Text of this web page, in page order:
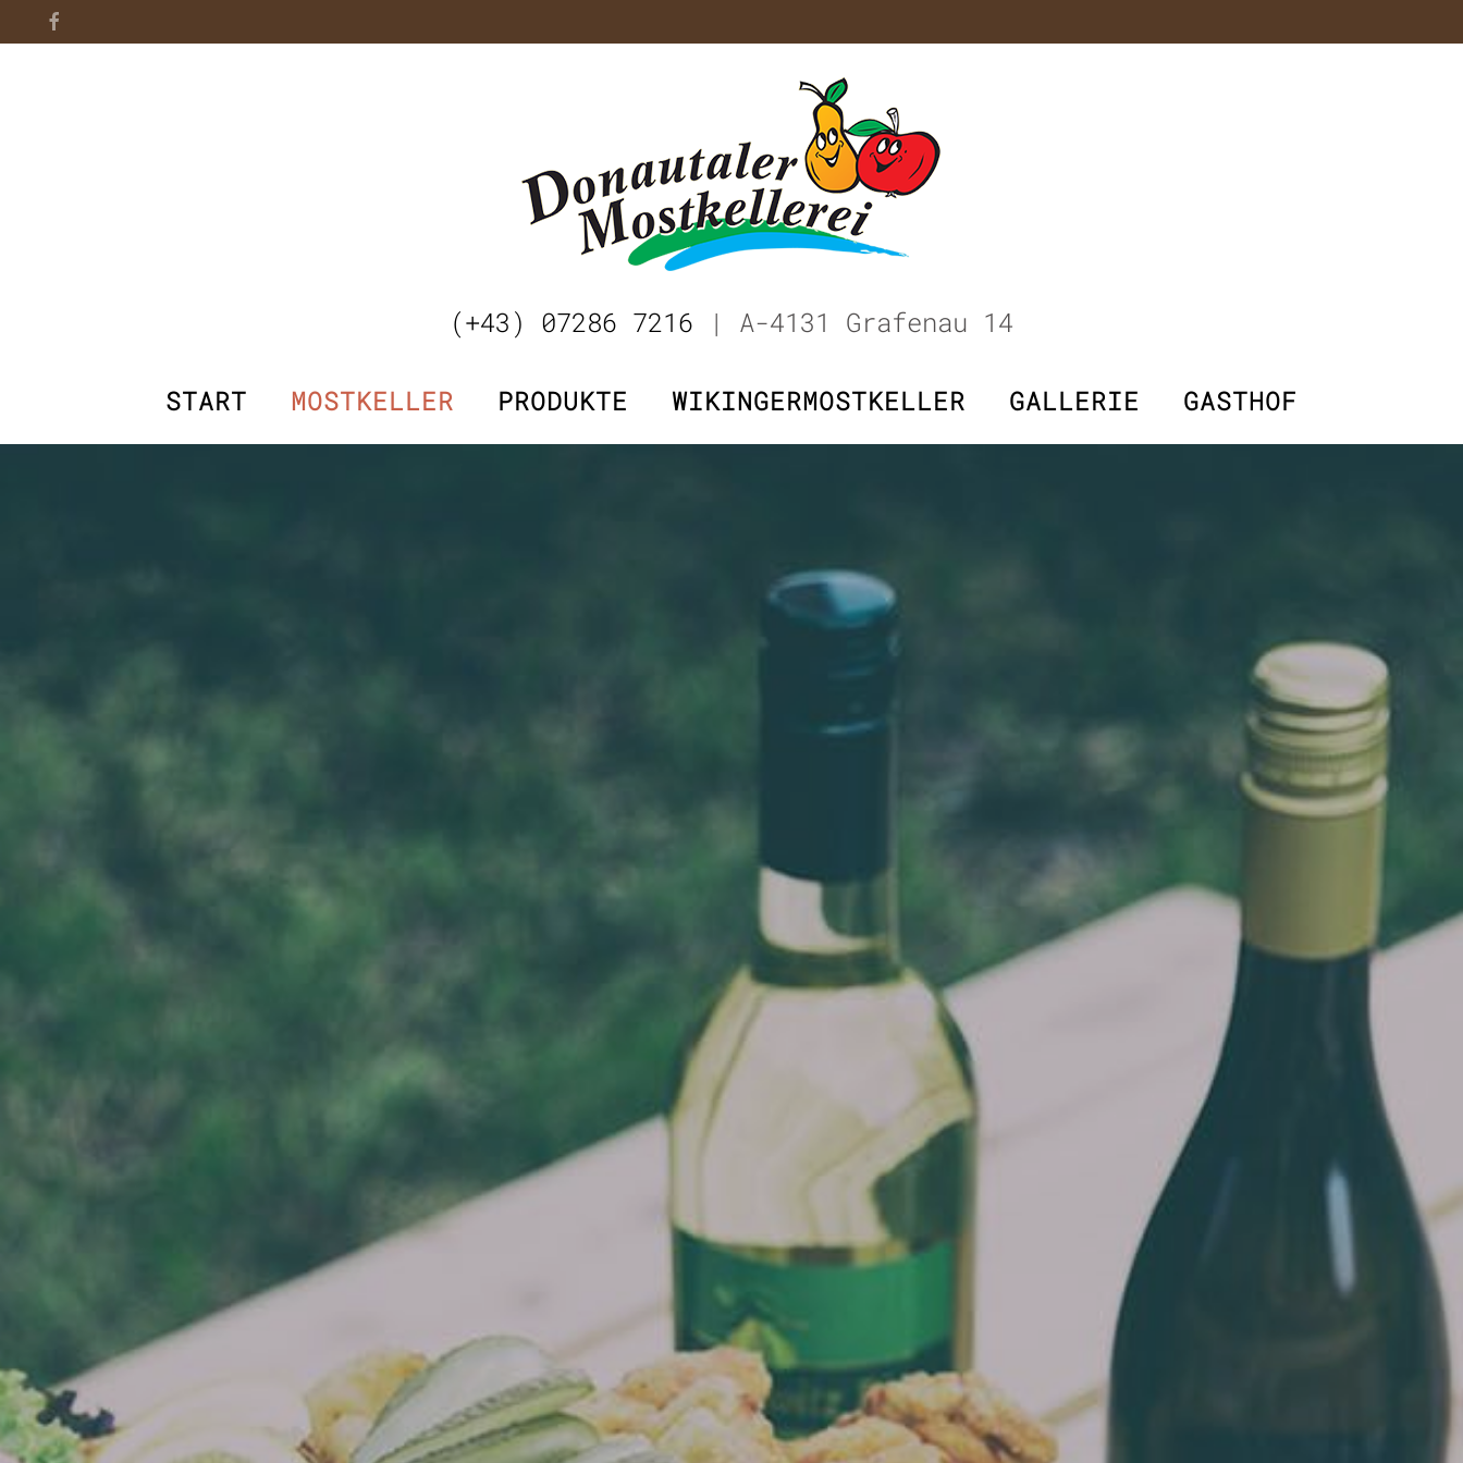
(+43) 07286 7216 | A-4131 Grafenau 14
START MOSTKELLER PRODUKTE WIKINGERMOSTKELLER GALLERIE GASTHOF